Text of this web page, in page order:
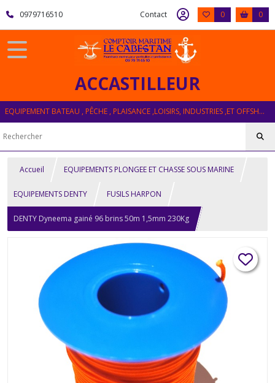
0979716510 Contact 0 0
ACCASTILLEUR
EQUIPEMENT BATEAU , PÊCHE , PLAISANCE ,LOISIRS, INDUSTRIES ,ET OFFSHORE
Accueil EQUIPEMENTS PLONGEE ET CHASSE SOUS MARINE
EQUIPEMENTS DENTY FUSILS HARPON
DENTY Dyneema gainé 96 brins 50m 1,5mm 230Kg